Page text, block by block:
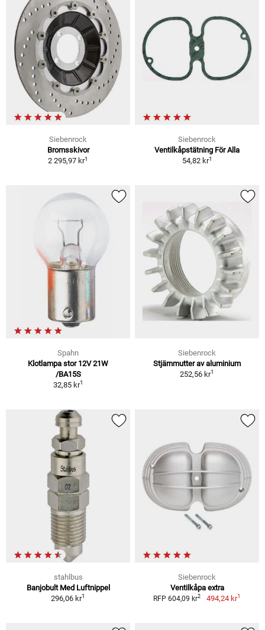
Siebenrock
Bromsskivor
2 295,97 kr1
Siebenrock
Ventilkåpstätning För Alla
54,82 kr1
Spahn
Klotlampa stor 12V 21W
/BA15S
32,85 kr1
Siebenrock
Stjärnmutter av aluminium
252,56 kr1
stahlbus
Banjobult Med Luftnippel
296,06 kr1
Siebenrock
Ventilkåpa extra
RFP 604,09 kr2 494,24 kr1